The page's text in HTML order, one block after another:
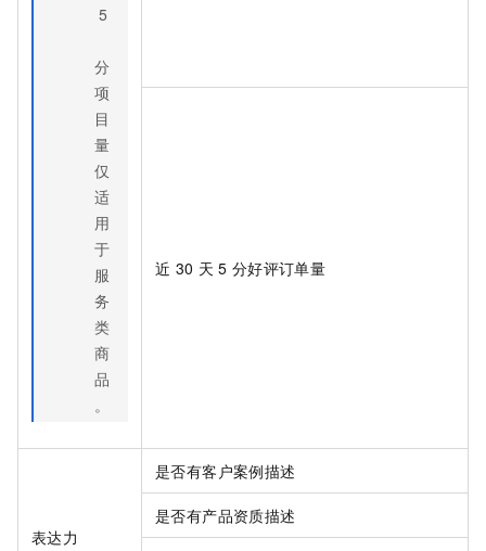
5
分
项
目
量
仅
适
用
于
服
务
类
商
品
。
近 30 天 5 分好评订单量
表达力
是否有客户案例描述
是否有产品资质描述